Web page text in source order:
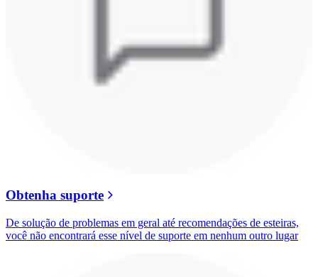
Obtenha suporte
De solução de problemas em geral até recomendações de esteiras,
você não encontrará esse nível de suporte em nenhum outro lugar